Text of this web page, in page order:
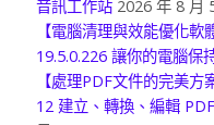
【電腦清理與效能優化軟
19.5.0.226 讓你的電腦保
【處理PDF文件的完美方
12 建立、轉換、編輯
日